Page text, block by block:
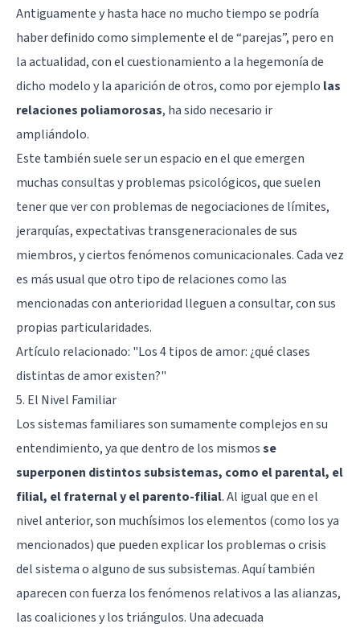
Antiguamente y hasta hace no mucho tiempo se podría
haber definido como simplemente el de “parejas”, pero en
la actualidad, con el cuestionamiento a la hegemonía de
dicho modelo y la aparición de otros, como por ejemplo las
relaciones poliamorosas, ha sido necesario ir
ampliándolo.
Este también suele ser un espacio en el que emergen
muchas consultas y problemas psicológicos, que suelen
tener que ver con problemas de negociaciones de límites,
jerarquías, expectativas transgeneracionales de sus
miembros, y ciertos fenómenos comunicacionales. Cada vez
es más usual que otro tipo de relaciones como las
mencionadas con anterioridad lleguen a consultar, con sus
propias particularidades.
Artículo relacionado: "Los 4 tipos de amor: ¿qué clases
distintas de amor existen?"
5. El Nivel Familiar
Los sistemas familiares son sumamente complejos en su
entendimiento, ya que dentro de los mismosse
superponen distintos subsistemas, como el parental, el
filial, el fraternal y el parento-filial. Al igual que en el
nivel anterior, son muchísimos los elementos (como los ya
mencionados) que pueden explicar los problemas o crisis
del sistema o alguno de sus subsistemas. Aquí también
aparecen con fuerza los fenómenos relativos a las alianzas,
las coaliciones y los triángulos. Una adecuada